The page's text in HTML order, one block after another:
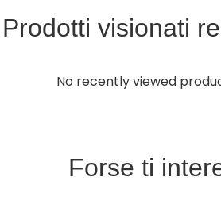
Prodotti visionati
No recently viewed
Forse ti